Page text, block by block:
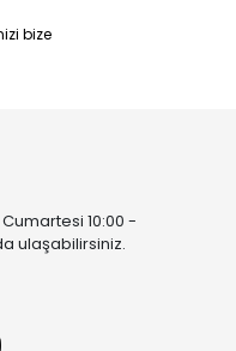
bize
10:00 -
ulaşabilirsiniz.